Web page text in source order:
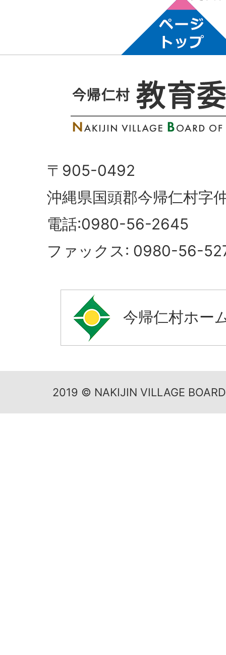
〒905-0492
沖縄県国頭郡今帰仁村字
電話:0980-56-2645
ファックス: 0980-56-
今帰仁村ホー
2019 © NAKIJIN VILLAGE